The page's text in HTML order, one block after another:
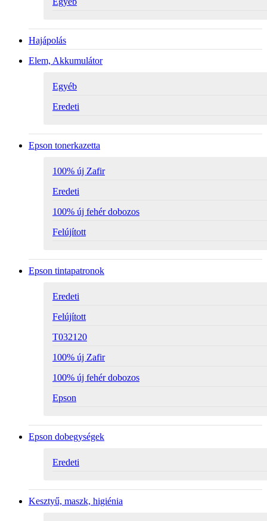
Hajápolás
Elem, Akkumulátor
Egyéb
Eredeti
Epson tonerkazetta
100% új Zafir
Eredeti
100% új fehér dobozos
Felújított
Epson tintapatronok
Eredeti
Felújított
T032120
100% új Zafir
100% új fehér dobozos
Epson
Epson dobegységek
Eredeti
Kesztyű, maszk, higiénia